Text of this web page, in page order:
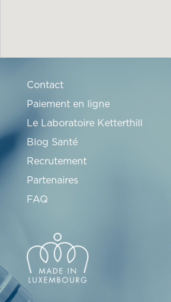
Contact
Paiement en ligne
Le Laboratoire Ketterthill
Blog Santé
Recrutement
Partenaires
FAQ